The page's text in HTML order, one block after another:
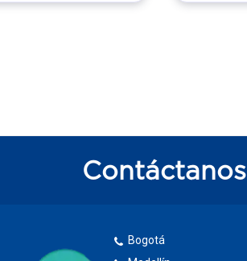
Contáctanos
Bogotá